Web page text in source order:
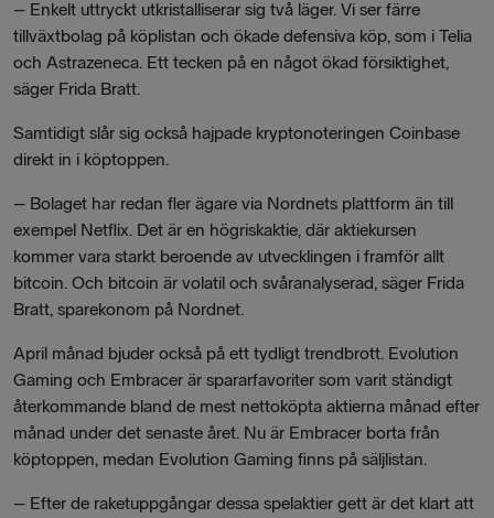
– Enkelt uttryckt utkristalliserar sig två läger. Vi ser färre
tillväxtbolag på köplistan och ökade defensiva köp, som i Telia
och Astrazeneca. Ett tecken på en något ökad försiktighet,
säger Frida Bratt.
Samtidigt slår sig också hajpade kryptonoteringen Coinbase
direkt in i köptoppen.
– Bolaget har redan fler ägare via Nordnets plattform än till
exempel Netflix. Det är en högriskaktie, där aktiekursen
kommer vara starkt beroende av utvecklingen i framför allt
bitcoin. Och bitcoin är volatil och svåranalyserad, säger Frida
Bratt, sparekonom på Nordnet.
April månad bjuder också på ett tydligt trendbrott. Evolution
Gaming och Embracer är spararfavoriter som varit ständigt
återkommande bland de mest nettoköpta aktierna månad efter
månad under det senaste året. Nu är Embracer borta från
köptoppen, medan Evolution Gaming finns på säljlistan.
– Efter de raketuppgångar dessa spelaktier gett är det klart att